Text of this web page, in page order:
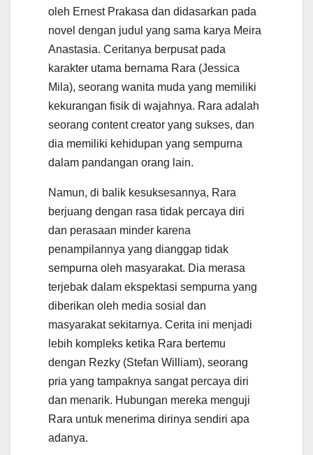
oleh Ernest Prakasa dan didasarkan pada
novel dengan judul yang sama karya Meira
Anastasia. Ceritanya berpusat pada
karakter utama bernama Rara (Jessica
Mila), seorang wanita muda yang memiliki
kekurangan fisik di wajahnya. Rara adalah
seorang content creator yang sukses, dan
dia memiliki kehidupan yang sempurna
dalam pandangan orang lain.
Namun, di balik kesuksesannya, Rara
berjuang dengan rasa tidak percaya diri
dan perasaan minder karena
penampilannya yang dianggap tidak
sempurna oleh masyarakat. Dia merasa
terjebak dalam ekspektasi sempurna yang
diberikan oleh media sosial dan
masyarakat sekitarnya. Cerita ini menjadi
lebih kompleks ketika Rara bertemu
dengan Rezky (Stefan William), seorang
pria yang tampaknya sangat percaya diri
dan menarik. Hubungan mereka menguji
Rara untuk menerima dirinya sendiri apa
adanya.